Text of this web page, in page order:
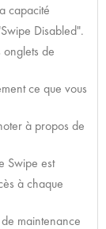
capacité
Disabled".
de
ce que vous
à propos de
Swipe est
à chaque
maintenance